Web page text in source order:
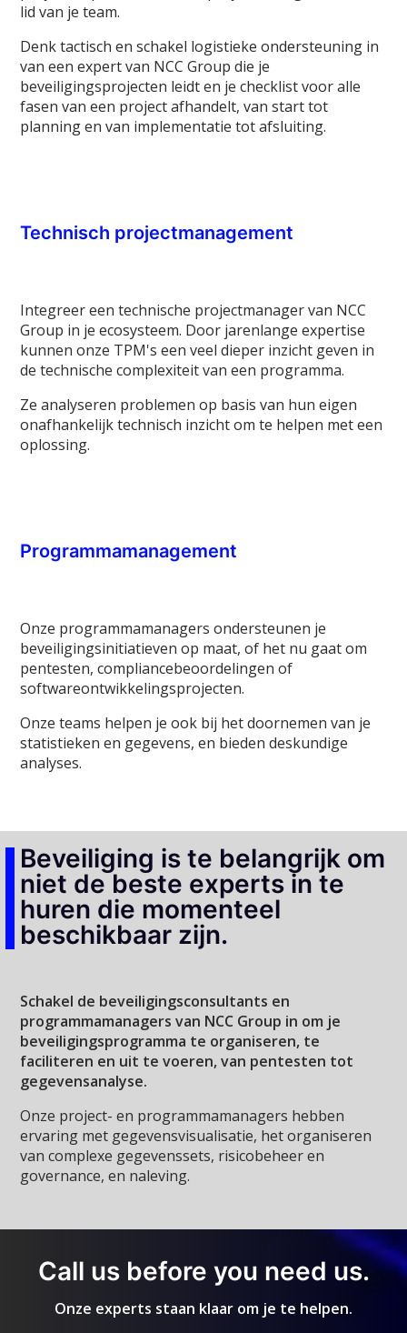
lid van je team.
Denk tactisch en schakel logistieke ondersteuning in
van een expert van NCC Group die je
beveiligingsprojecten leidt en je checklist voor alle
fasen van een project afhandelt, van start tot
planning en van implementatie tot afsluiting.
Technisch projectmanagement
Integreer een technische projectmanager van NCC
Group in je ecosysteem. Door jarenlange expertise
kunnen onze TPM's een veel dieper inzicht geven in
de technische complexiteit van een programma.
Ze analyseren problemen op basis van hun eigen
onafhankelijk technisch inzicht om te helpen met een
oplossing.
Programmamanagement
Onze programmamanagers ondersteunen je
beveiligingsinitiatieven op maat, of het nu gaat om
pentesten, compliancebeoordelingen of
softwareontwikkelingsprojecten.
Onze teams helpen je ook bij het doornemen van je
statistieken en gegevens, en bieden deskundige
analyses.
Beveiliging is te belangrijk om
niet de beste experts in te
huren die momenteel
beschikbaar zijn.
Schakel de beveiligingsconsultants en
programmamanagers van NCC Group in om je
beveiligingsprogramma te organiseren, te
faciliteren en uit te voeren, van pentesten tot
gegevensanalyse.
Onze project- en programmamanagers hebben
ervaring met gegevensvisualisatie, het organiseren
van complexe gegevenssets, risicobeheer en
governance, en naleving.
Call us before you need us.
Onze experts staan klaar om je te helpen.